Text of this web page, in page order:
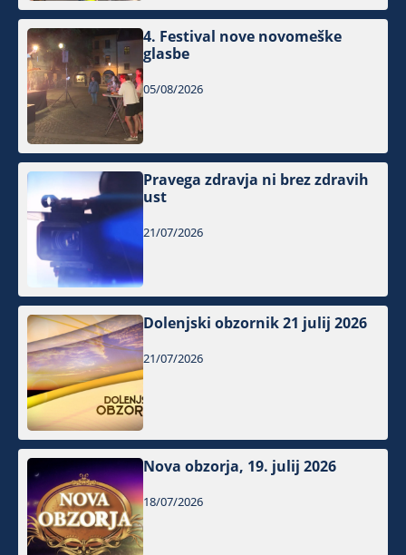
4. Festival nove novomeške
glasbe
05/08/2026
Pravega zdravja ni brez zdravih
ust
21/07/2026
Dolenjski obzornik 21 julij 2026
21/07/2026
Nova obzorja, 19. julij 2026
18/07/2026